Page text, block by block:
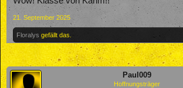
21. September 2025
Floralys gefällt das.
Paul009
Hoffnungsträger